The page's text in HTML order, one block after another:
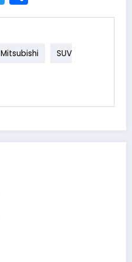
Mitsubishi SUV